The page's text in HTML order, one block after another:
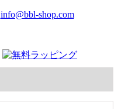
info@bbl-shop.com